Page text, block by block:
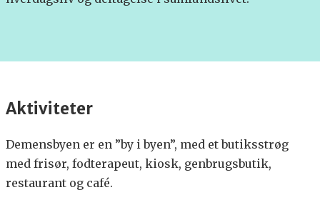
Aktiviteter
Demensbyen er en ”by i byen”, med et butiksstrøg
med frisør, fodterapeut, kiosk, genbrugsbutik,
restaurant og café.